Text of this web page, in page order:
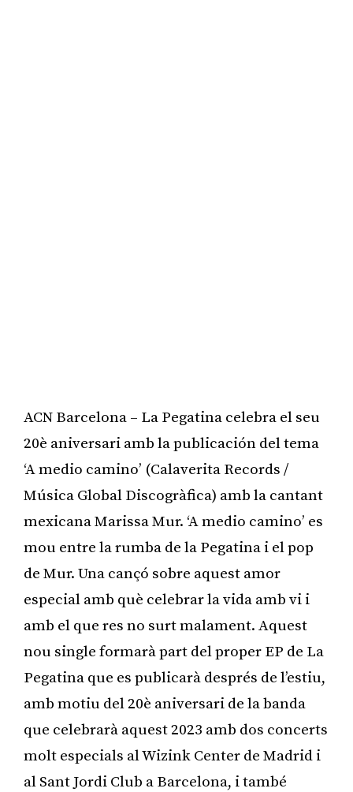
ACN Barcelona – La Pegatina celebra el seu
20è aniversari amb la publicación del tema
‘A medio camino’ (Calaverita Records /
Música Global Discogràfica) amb la cantant
mexicana Marissa Mur. ‘A medio camino’ es
mou entre la rumba de la Pegatina i el pop
de Mur. Una cançó sobre aquest amor
especial amb què celebrar la vida amb vi i
amb el que res no surt malament. Aquest
nou single formarà part del proper EP de La
Pegatina que es publicarà després de l’estiu,
amb motiu del 20è aniversari de la banda
que celebrarà aquest 2023 amb dos concerts
molt especials al Wizink Center de Madrid i
al Sant Jordi Club a Barcelona, i també